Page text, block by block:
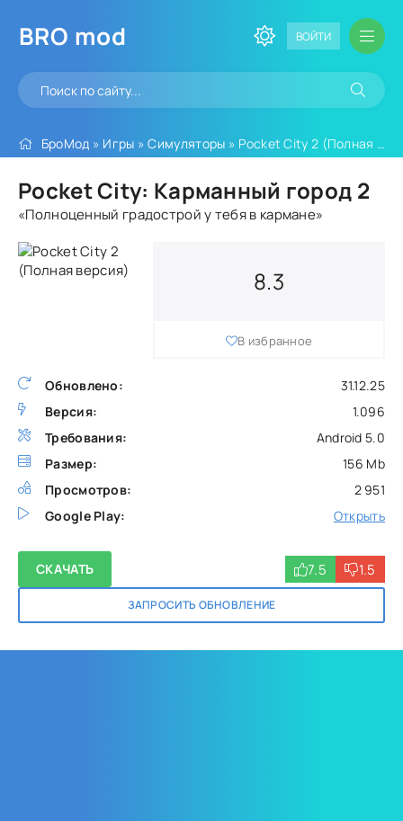
BRO mod ВОЙТИ
БроМод » Игры »Симуляторы » Pocket City 2 (Полная версия)
Pocket City: Карманный город 2
«Полноценный градострой у тебя в кармане»
Обновлено:
31.12.25
Версия:
1.096
Требования:
Android 5.0
Размер:
156 Mb
Просмотров:
2 951
Google Play:
Открыть
8.3
В избранное
СКАЧАТЬ
ЗАПРОСИТЬ ОБНОВЛЕНИЕ
7.5 1.5